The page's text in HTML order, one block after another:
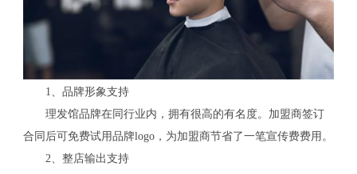
1、品牌形象支持
理发馆品牌在同行业内，拥有很高的有名度。加盟商签订
合同后可免费试用品牌logo，为加盟商节省了一笔宣传费费用。
2、整店输出支持